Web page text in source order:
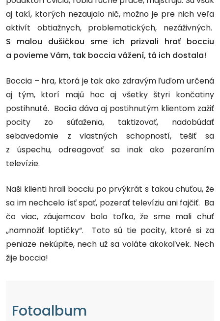
aj takí, ktorých nezaujalo nič, možno je pre nich veľa
aktivít obtiažnych, problematických, nezáživných.
S malou dušičkou sme ich prizvali hrať bocciu
a povieme Vám, tak boccia vážení, tá ich dostala!
Boccia – hra, ktorá je tak ako zdravým ľuďom určená
aj tým, ktorí majú hoc aj všetky štyri končatiny
postihnuté. Bociia dáva aj postihnutým klientom zažiť
pocity zo súťaženia, taktizovať, nadobúdať
sebavedomie z vlastných schopností, tešiť sa
z úspechu, odreagovať sa inak ako pozeraním
televízie.
Naši klienti hrali bocciu po prvýkrát s takou chuťou, že
sa im nechcelo ísť spať, pozerať televíziu ani fajčiť. Ba
čo viac, záujemcov bolo toľko, že sme mali chuť
,,namnožiť loptičky“. Toto sú tie pocity, ktoré si za
peniaze nekúpite, nech už sa voláte akokoľvek. Nech
žije boccia!
Fotoalbum